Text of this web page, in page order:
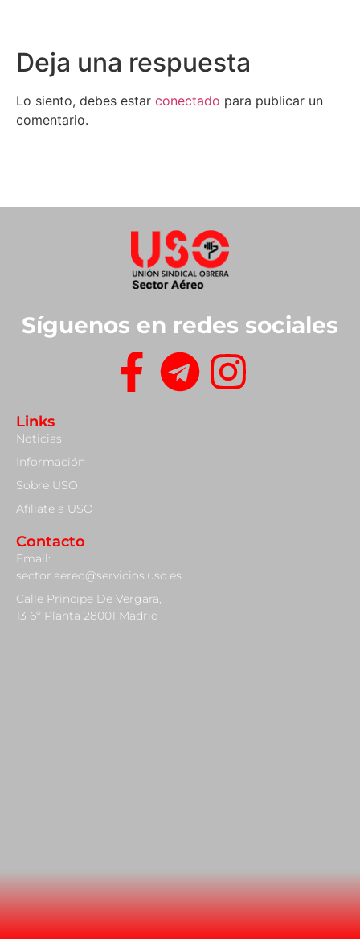
Deja una respuesta
Lo siento, debes estar conectado para publicar un
comentario.
Síguenos en redes sociales
Links
Noticias
Información
Sobre USO
Afiliate a USO
Contacto
Email:
sector.aereo@servicios.uso.es
Calle Príncipe De Vergara,
13 6º Planta 28001 Madrid